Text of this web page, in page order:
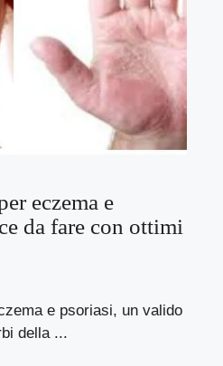
eczema e
da fare con ottimi
e psoriasi, un valido
della ...